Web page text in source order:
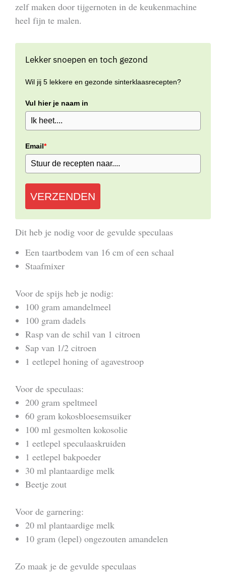
zelf maken door tijgernoten in de keukenmachine
heel fijn te malen.
Lekker snoepen en toch gezond
Wil jij 5 lekkere en gezonde sinterklaasrecepten?
Vul hier je naam in
Email*
VERZENDEN
Dit heb je nodig voor de gevulde speculaas
Een taartbodem van 16 cm of een schaal
Staafmixer
Voor de spijs heb je nodig:
100 gram amandelmeel
100 gram dadels
Rasp van de schil van 1 citroen
Sap van 1/2 citroen
1 eetlepel honing of agavestroop
Voor de speculaas:
200 gram speltmeel
60 gram kokosbloesemsuiker
100 ml gesmolten kokosolie
1 eetlepel speculaaskruiden
1 eetlepel bakpoeder
30 ml plantaardige melk
Beetje zout
Voor de garnering:
20 ml plantaardige melk
10 gram (lepel) ongezouten amandelen
Zo maak je de gevulde speculaas